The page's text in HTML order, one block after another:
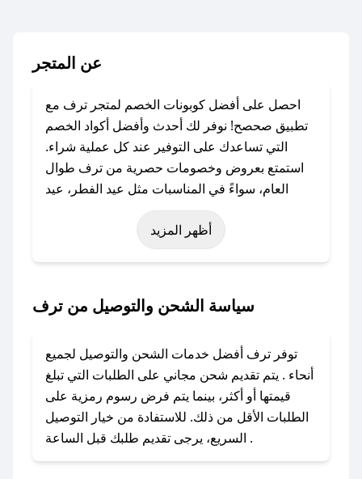
عن المتجر
احصل على أفضل كوبونات الخصم لمتجر ترف مع
تطبيق صحصح! نوفر لك أحدث وأفضل أكواد الخصم
التي تساعدك على التوفير عند كل عملية شراء.
استمتع بعروض وخصومات حصرية من ترف طوال
العام، سواءً في المناسبات مثل عيد الفطر، عيد
الأضحى، الجمعة البيضاء (شهر نوفمبر)، رمضان،
اليوم الوطني، يوم التأسيس، أو حتى عروض خاصة
باستخدام تطبيق صحصح، يمكنك العثور بسهولة على
معنا عبر تويتر أو البريد الإلكتروني لإضافته بسرعة.
### كيفية استخدام كود خصم ترف؟
1. انسخ كود الخصم من تطبيق صحصح.
2. الصقه في خانة الدفع عند التسوق من ترف.
أظهر المزيد
سياسة الشحن والتوصيل من ترف
توفر ترف أفضل خدمات الشحن والتوصيل لجميع
أنحاء . يتم تقديم شحن مجاني على الطلبات التي تبلغ
قيمتها أو أكثر، بينما يتم فرض رسوم رمزية على
الطلبات الأقل من ذلك. للاستفادة من خيار التوصيل
السريع، يرجى تقديم طلبك قبل الساعة .